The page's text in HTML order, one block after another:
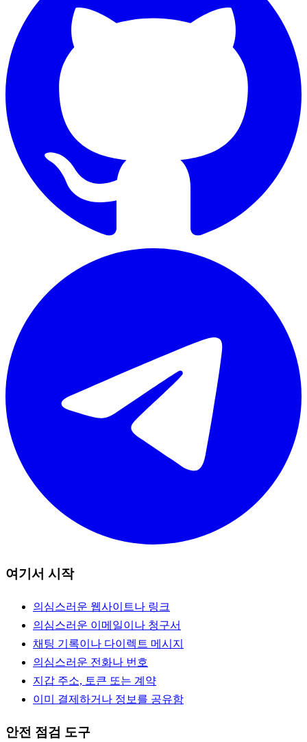
여기서 시작
의심스러운 웹사이트나 링크
의심스러운 이메일이나 청구서
채팅 기록이나 다이렉트 메시지
의심스러운 전화나 번호
지갑 주소, 토큰 또는 계약
이미 결제하거나 정보를 공유함
안전 점검 도구